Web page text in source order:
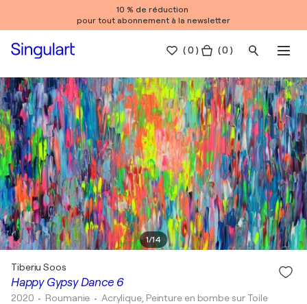
10 % de réduction
pour tout abonnement à la newsletter
(0 ) ( 0 )
1/14
Happy Gypsy Dance 6
Tiberiu Soos
2020 • Roumanie • Acrylique, Peinture en bombe sur Toile